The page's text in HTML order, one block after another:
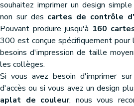
souhaitez imprimer un design
non sur des cartes de contrôle
Pouvant produire jusqu'à 160
300 est conçue spécifiquement
besoins d'impression de taille
les collèges.
Si vous avez besoin d'imprimer
d'accès ou si vous avez un design
aplat de couleur, nous vous